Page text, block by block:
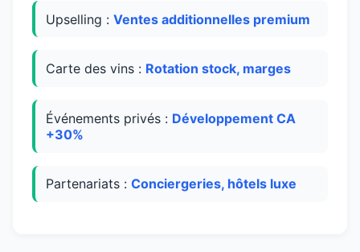
Upselling : Ventes additionnelles premium
Carte des vins : Rotation stock, marges
Événements privés : Développement CA
+30%
Partenariats : Conciergeries, hôtels luxe